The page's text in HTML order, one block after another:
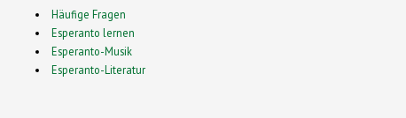
Häufige Fragen
Esperanto lernen
Esperanto-Musik
Esperanto-Literatur